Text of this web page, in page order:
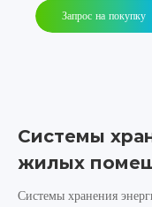
Запрос на
Системы
жилых
Системы хранения